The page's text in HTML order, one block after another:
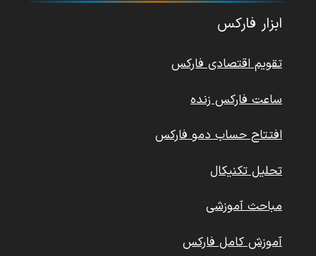
ابزار فارکس
تقویم اقتصادی فارکس
ساعت فارکس زنده
افتتاح حساب دمو فارکس
تحلیل تکنیکال
مباحث آموزشی
آموزش کامل فارکس